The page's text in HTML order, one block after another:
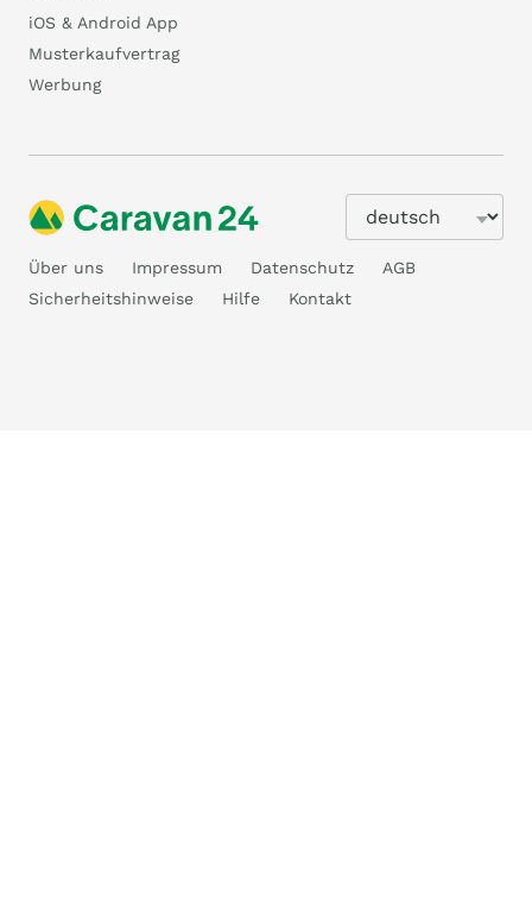
iOS & Android App
Musterkaufvertrag
Werbung
Über uns Impressum Datenschutz
AGB
Sicherheitshinweise
Hilfe Kontakt